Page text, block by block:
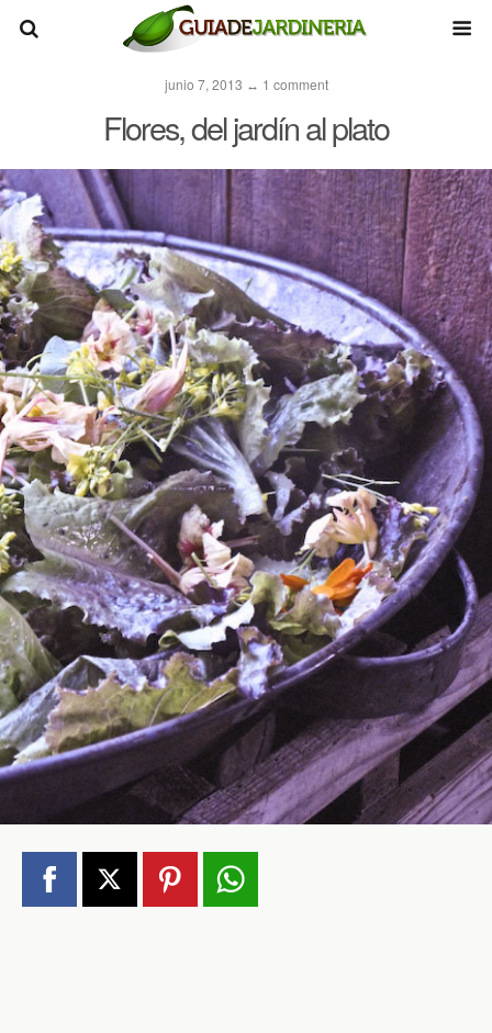
junio 7, 2013 ↔ 1 comment
Flores, del jardín al plato